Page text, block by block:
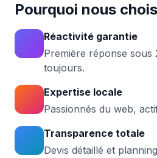
Pourquoi nous
Réactivité garantie
Première réponse sous
toujours.
Expertise locale
Passionnés du web,
Transparence totale
Devis détaillé et